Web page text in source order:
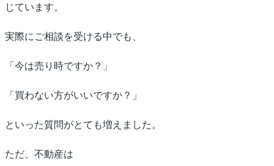
じています。
実際にご相談を受ける中でも、
「今は売り時ですか？」
「買わない方がいいですか？」
といった質問がとても増えました。
ただ、不動産は